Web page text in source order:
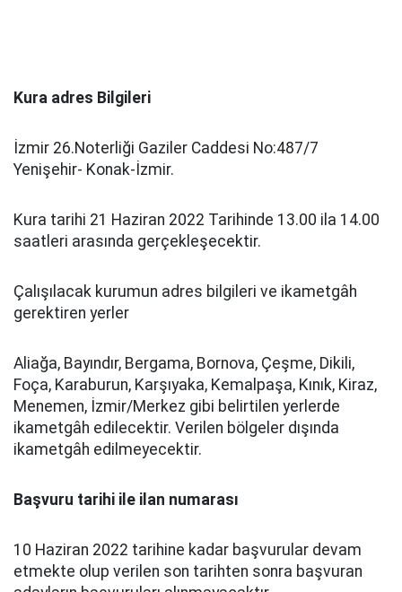
Kura adres Bilgileri
İzmir 26.Noterliği Gaziler Caddesi No:487/7
Yenişehir- Konak-İzmir.
Kura tarihi 21 Haziran 2022 Tarihinde 13.00 ila 14.00
saatleri arasında gerçekleşecektir.
Çalışılacak kurumun adres bilgileri ve ikametgâh
gerektiren yerler
Aliağa, Bayındır, Bergama, Bornova, Çeşme, Dikili,
Foça, Karaburun, Karşıyaka, Kemalpaşa, Kınık, Kiraz,
Menemen, İzmir/Merkez gibi belirtilen yerlerde
ikametgâh edilecektir. Verilen bölgeler dışında
ikametgâh edilmeyecektir.
Başvuru tarihi ile ilan numarası
10 Haziran 2022 tarihine kadar başvurular devam
etmekte olup verilen son tarihten sonra başvuran